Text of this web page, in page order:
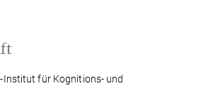
Institut für Kognitions- und